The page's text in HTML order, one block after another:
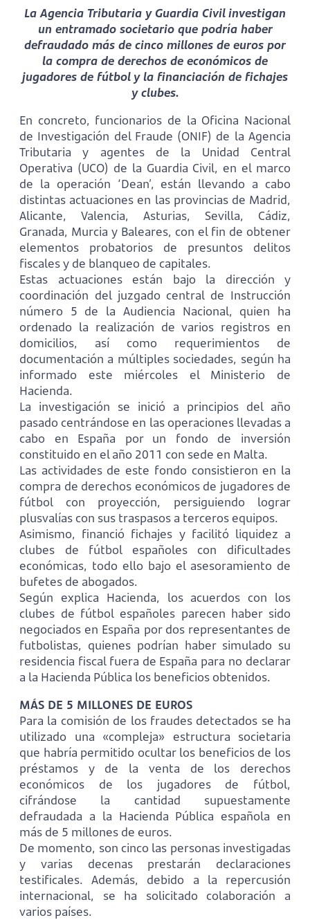
La Agencia Tributaria y Guardia Civil investigan
un entramado societario que podría haber
defraudado más de cinco millones de euros por
la compra de derechos de económicos de
jugadores de fútbol y la financiación de fichajes
y clubes.
En concreto, funcionarios de la Oficina Nacional
de Investigación del Fraude (ONIF) de la Agencia
Tributaria y agentes de la Unidad Central
Operativa (UCO) de la Guardia Civil, en el marco
de la operación ‘Dean’, están llevando a cabo
distintas actuaciones en las provincias de Madrid,
Alicante, Valencia, Asturias, Sevilla, Cádiz,
Granada, Murcia y Baleares, con el fin de obtener
elementos probatorios de presuntos delitos
fiscales y de blanqueo de capitales.
Estas actuaciones están bajo la dirección y
coordinación del juzgado central de Instrucción
número 5 de la Audiencia Nacional, quien ha
ordenado la realización de varios registros en
domicilios, así como requerimientos de
documentación a múltiples sociedades, según ha
informado este miércoles el Ministerio de
Hacienda.
La investigación se inició a principios del año
pasado centrándose en las operaciones llevadas a
cabo en España por un fondo de inversión
constituido en el año 2011 con sede en Malta.
Las actividades de este fondo consistieron en la
compra de derechos económicos de jugadores de
fútbol con proyección, persiguiendo lograr
plusvalías con sus traspasos a terceros equipos.
Asimismo, financió fichajes y facilitó liquidez a
clubes de fútbol españoles con dificultades
económicas, todo ello bajo el asesoramiento de
bufetes de abogados.
Según explica Hacienda, los acuerdos con los
clubes de fútbol españoles parecen haber sido
negociados en España por dos representantes de
futbolistas, quienes podrían haber simulado su
residencia fiscal fuera de España para no declarar
a la Hacienda Pública los beneficios obtenidos.
MÁS DE 5 MILLONES DE EUROS
Para la comisión de los fraudes detectados se ha
utilizado una «compleja» estructura societaria
que habría permitido ocultar los beneficios de los
préstamos y de la venta de los derechos
económicos de los jugadores de fútbol,
cifrándose la cantidad supuestamente
defraudada a la Hacienda Pública española en
más de 5 millones de euros.
De momento, son cinco las personas investigadas
y varias decenas prestarán declaraciones
testificales. Además, debido a la repercusión
internacional, se ha solicitado colaboración a
varios países.